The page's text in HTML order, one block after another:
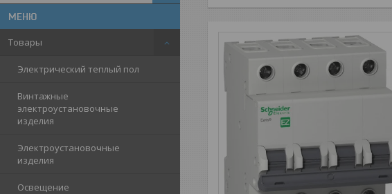
Товары
Электрический теплый пол
Винтажные
электроустановочные
изделия
Электроустановочные
изделия
Освещение